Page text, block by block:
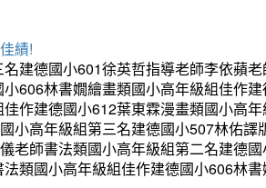
績!
建德國小601徐英哲指導老師李依蘋
606林書嫺繪畫類國小高年級組佳作
作建德國小612葉東霖漫畫類國小高
小高年級組第三名建德國小507林佑
老師書法類國小高年級組第二名建德
類國小高年級組佳作建德國小606林